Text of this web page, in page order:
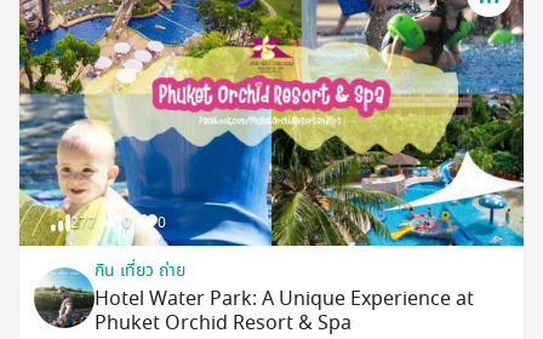
277 0 0
กิน เที่ยว ถ่าย
Hotel Water Park: A Unique Experience at
Phuket Orchid Resort & Spa